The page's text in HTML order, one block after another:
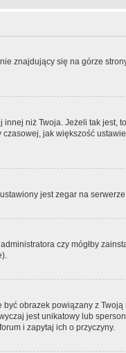
znajdujący się na górze
niż Twoja. Jeżeli tak
jak większość
jest zegar na
czy mógłby
obrazek powiązany z
jest unikatowy lub
i zapytaj ich o przyczyny.